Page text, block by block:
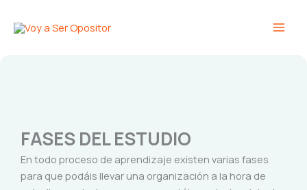
FASES DEL ESTUDIO
En todo proceso de aprendizaje existen varias fases
para que podáis llevar una organización a la hora de